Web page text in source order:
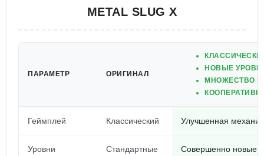
METAL SLUG X
ПАРАМЕТР ОРИГИНАЛ
НОВЫЕ
МНОЖЕСТВО
Геймплей Классический Улучшенная
Уровни Стандартные Совершенно новые